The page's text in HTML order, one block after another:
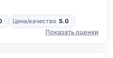
Цена/качество 5.0
Показать оценки